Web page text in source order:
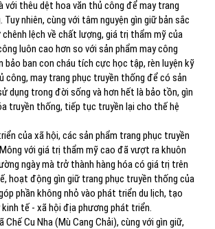
với thêu dệt hoa văn thủ công để may trang
nhiên, cùng với tâm nguyện gìn giữ bản sắc
lệch về chất lượng, giá trị thẩm mỹ của
luôn cao hơn so với sản phẩm may công
bảo ban con cháu tích cực học tập, rèn luyện kỹ
công, may trang phục truyền thống để có sản
dụng trong đời sống và hơn hết là bảo tồn, gìn
truyền thống, tiếp tục truyền lại cho thế hệ
của xã hội, các sản phẩm trang phục truyền
với giá trị thẩm mỹ cao đã vượt ra khuôn
ngày mà trở thành hàng hóa có giá trị trên
hoạt động gìn giữ trang phục truyền thống của
phần không nhỏ vào phát triển du lịch, tạo
tế - xã hội địa phương phát triển.
Chế Cu Nha (Mù Cang Chải), cùng với gìn giữ,